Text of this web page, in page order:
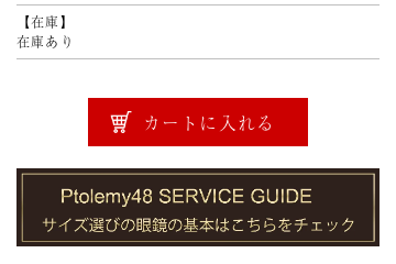
在庫
在庫あり
カートに入れる